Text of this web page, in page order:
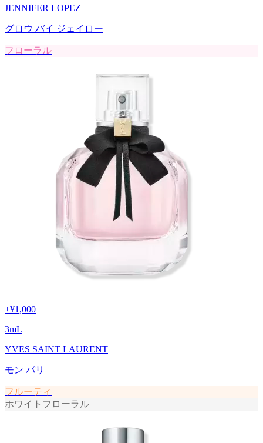
JENNIFER LOPEZ
グロウ バイ ジェイロー
フローラル
+¥1,000
3mL
YVES SAINT LAURENT
モン パリ
フルーティ
ホワイトフローラル